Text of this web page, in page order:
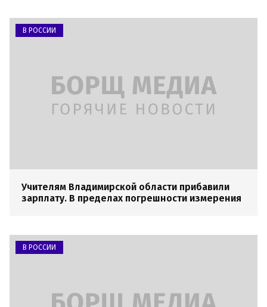
В РОССИИ
Учителям Владимирской области прибавили
зарплату. В пределах погрешности измерения
В РОССИИ